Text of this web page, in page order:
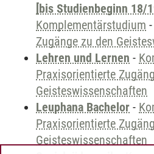
[bis Studienbeginn 18/
Komplementärstudium -
Zugänge zu den
Lehren und Lernen -
Praxisorientierte
Geisteswissenschaften
Leuphana Bachelor -
Praxisorientierte
Geisteswissenschaften